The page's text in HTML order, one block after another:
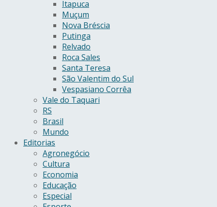
Itapuca
Muçum
Nova Bréscia
Putinga
Relvado
Roca Sales
Santa Teresa
São Valentim do Sul
Vespasiano Corrêa
Vale do Taquari
RS
Brasil
Mundo
Editorias
Agronegócio
Cultura
Economia
Educação
Especial